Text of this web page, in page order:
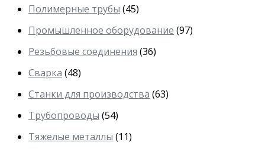
Полимерные трубы (45)
Промышленное оборудование (97)
Резьбовые соединения (36)
Сварка (48)
Станки для производства (63)
Трубопроводы (54)
Тяжелые металлы (11)